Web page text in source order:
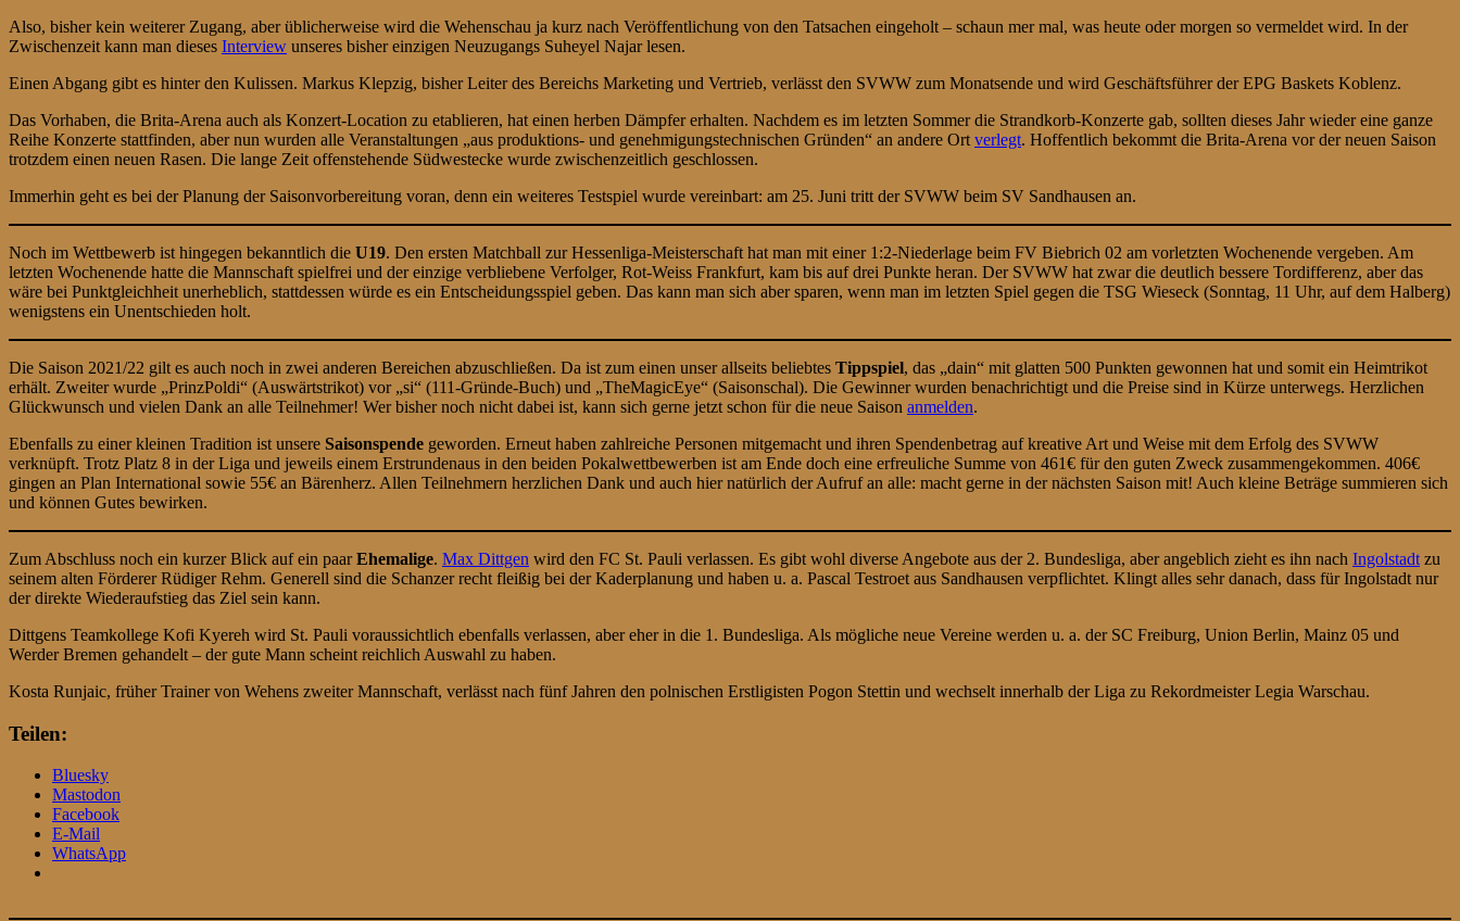
Also, bisher kein weiterer Zugang, aber üblicherweise wird die Wehenschau ja kurz nach Veröffentlichung von den Tatsachen eingeholt – schaun mer mal, was heute oder morgen so vermeldet wird. In der
Zwischenzeit kann man dieses Interview unseres bisher einzigen Neuzugangs Suheyel Najar lesen.
Einen Abgang gibt es hinter den Kulissen. Markus Klepzig, bisher Leiter des Bereichs Marketing und Vertrieb, verlässt den SVWW zum Monatsende und wird Geschäftsführer der EPG Baskets Koblenz.
Das Vorhaben, die Brita-Arena auch als Konzert-Location zu etablieren, hat einen herben Dämpfer erhalten. Nachdem es im letzten Sommer die Strandkorb-Konzerte gab, sollten dieses Jahr wieder eine ganze
Reihe Konzerte stattfinden, aber nun wurden alle Veranstaltungen „aus produktions- und genehmigungstechnischen Gründen“ an andere Ort verlegt. Hoffentlich bekommt die Brita-Arena vor der neuen Saison
trotzdem einen neuen Rasen. Die lange Zeit offenstehende Südwestecke wurde zwischenzeitlich geschlossen.
Immerhin geht es bei der Planung der Saisonvorbereitung voran, denn ein weiteres Testspiel wurde vereinbart: am 25. Juni tritt der SVWW beim SV Sandhausen an.
Noch im Wettbewerb ist hingegen bekanntlich die U19. Den ersten Matchball zur Hessenliga-Meisterschaft hat man mit einer 1:2-Niederlage beim FV Biebrich 02 am vorletzten Wochenende vergeben. Am
letzten Wochenende hatte die Mannschaft spielfrei und der einzige verbliebene Verfolger, Rot-Weiss Frankfurt, kam bis auf drei Punkte heran. Der SVWW hat zwar die deutlich bessere Tordifferenz, aber das
wäre bei Punktgleichheit unerheblich, stattdessen würde es ein Entscheidungsspiel geben. Das kann man sich aber sparen, wenn man im letzten Spiel gegen die TSG Wieseck (Sonntag, 11 Uhr, auf dem Halberg)
wenigstens ein Unentschieden holt.
Die Saison 2021/22 gilt es auch noch in zwei anderen Bereichen abzuschließen. Da ist zum einen unser allseits beliebtes Tippspiel, das „dain“ mit glatten 500 Punkten gewonnen hat und somit ein Heimtrikot
erhält. Zweiter wurde „PrinzPoldi“ (Auswärtstrikot) vor „si“ (111-Gründe-Buch) und „TheMagicEye“ (Saisonschal). Die Gewinner wurden benachrichtigt und die Preise sind in Kürze unterwegs. Herzlichen
Glückwunsch und vielen Dank an alle Teilnehmer! Wer bisher noch nicht dabei ist, kann sich gerne jetzt schon für die neue Saison anmelden.
Ebenfalls zu einer kleinen Tradition ist unsere Saisonspende geworden. Erneut haben zahlreiche Personen mitgemacht und ihren Spendenbetrag auf kreative Art und Weise mit dem Erfolg des SVWW
verknüpft. Trotz Platz 8 in der Liga und jeweils einem Erstrundenaus in den beiden Pokalwettbewerben ist am Ende doch eine erfreuliche Summe von 461€ für den guten Zweck zusammengekommen. 406€
gingen an Plan International sowie 55€ an Bärenherz. Allen Teilnehmern herzlichen Dank und auch hier natürlich der Aufruf an alle: macht gerne in der nächsten Saison mit! Auch kleine Beträge summieren sich
und können Gutes bewirken.
Zum Abschluss noch ein kurzer Blick auf ein paarEhemalige. Max Dittgen wird den FC St. Pauli verlassen. Es gibt wohl diverse Angebote aus der 2. Bundesliga, aber angeblich zieht es ihn nach Ingolstadt zu
seinem alten Förderer Rüdiger Rehm. Generell sind die Schanzer recht fleißig bei der Kaderplanung und haben u. a. Pascal Testroet aus Sandhausen verpflichtet. Klingt alles sehr danach, dass für Ingolstadt nur
der direkte Wiederaufstieg das Ziel sein kann.
Dittgens Teamkollege Kofi Kyereh wird St. Pauli voraussichtlich ebenfalls verlassen, aber eher in die 1. Bundesliga. Als mögliche neue Vereine werden u. a. der SC Freiburg, Union Berlin, Mainz 05 und
Werder Bremen gehandelt – der gute Mann scheint reichlich Auswahl zu haben.
Kosta Runjaic, früher Trainer von Wehens zweiter Mannschaft, verlässt nach fünf Jahren den polnischen Erstligisten Pogon Stettin und wechselt innerhalb der Liga zu Rekordmeister Legia Warschau.
Teilen:
Bluesky
Mastodon
Facebook
E-Mail
WhatsApp